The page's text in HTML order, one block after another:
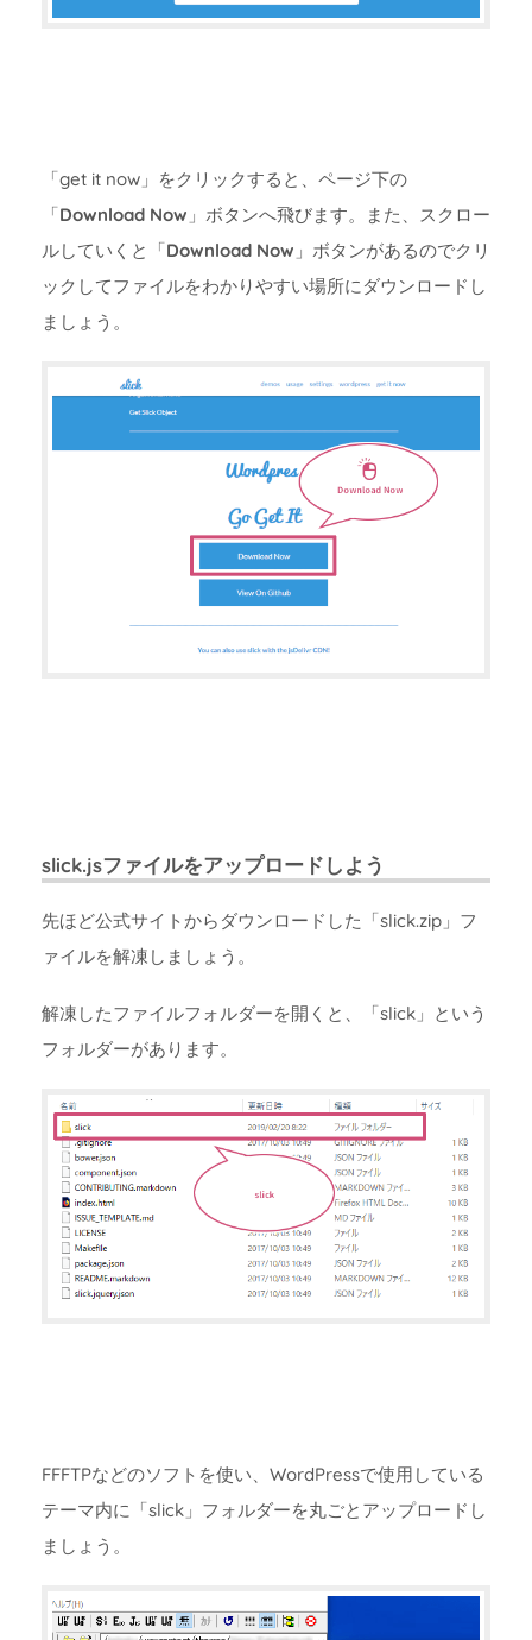
「get it now」をクリックすると、ページ下の
「Download Now 」ボタンへ飛びます。また、スクロー
ルしていくと「Download Now 」ボタンがあるのでクリ
ックしてファイルをわかりやすい場所にダウンロードし
ましょう。
slick.jsファイルをアップロードしよう
先ほど公式サイトからダウンロードした「slick.zip」フ
ァイルを解凍しましょう。
解凍したファイルフォルダーを開くと、「slick」という
フォルダーがあります。
FFFTPなどのソフトを使い、WordPressで使用している
テーマ内に「slick」フォルダーを丸ごとアップロードし
ましょう。